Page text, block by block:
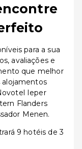
para a sua
avaliações e
que melhor
alojamentos
Ieper
Flanders
Menen.
9 hotéis de 3